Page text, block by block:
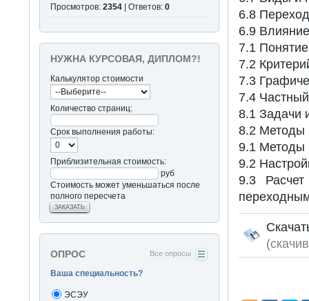
6.8
6.9
7.1
7.2
7.3
7.4
8.1 Задачи
8.2 Методы
9.1 Методы
9.2
9.3
Просмотров:2354 | Ответов:0
НУЖНА КУРСОВАЯ, ДИПЛОМ?!
Калькулятор стоимости
Количество страниц:
Срок выполнения работы:
Приблизительная стоимость:
руб
Стоимость может уменьшаться после
полного пересчета
ЗАКАЗАТЬ
ОПРОС Все опросы
Ваша специальность?
ЭСЭУ